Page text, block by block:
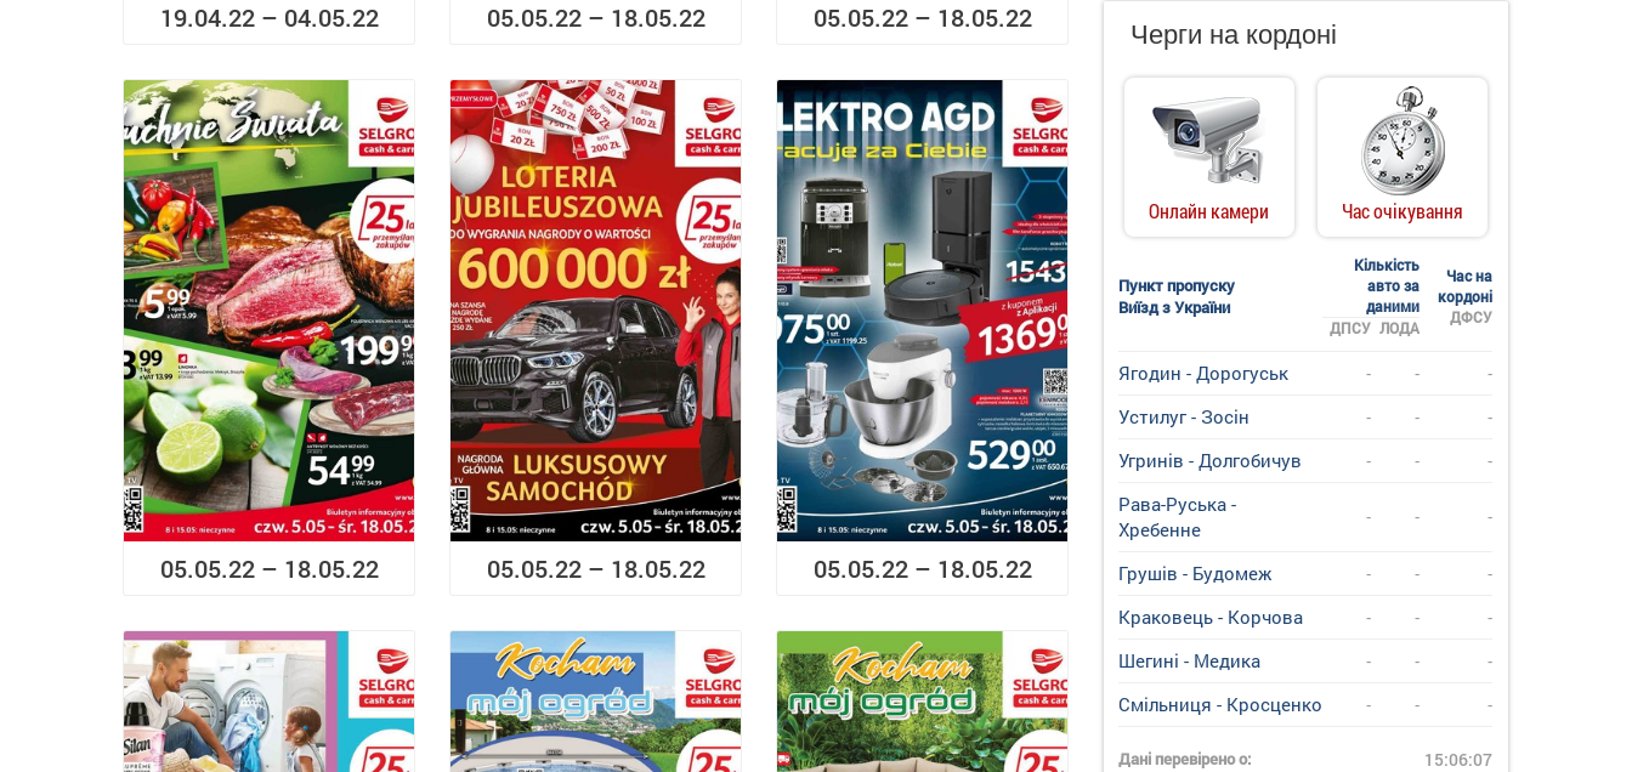
19.04.22 – 04.05.22 05.05.22 – 18.05.22 05.05.22 – 18.05.22
05.05.22 – 18.05.22 05.05.22 – 18.05.22 05.05.22 – 18.05.22
Черги на кордоні
Онлайн камери Час очікування
Пункт пропуску
Виїзд з України
Кількість
авто за
даними
Час на
кордоні
ДФСУ
ДПСУ ЛОДА
Ягодин - Дорогуськ - -
-
Устилуг - Зосін
- -
-
Угринiв - Долгобичув
- -
-
Рава-Руська -
Хребенне
- - -
Грушів - Будомеж - -
-
Краковець - Корчова
- -
-
Шегині - Медика
- -
-
Смільниця - Кросценко
- - -
Дані перевірено о: 15:06:07